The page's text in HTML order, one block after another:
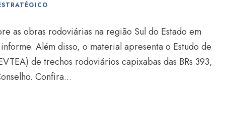
as obras rodoviárias na região Sul do Estado em
Além disso, o material apresenta o Estudo de
de trechos rodoviários capixabas das BRs 393,
Confira...